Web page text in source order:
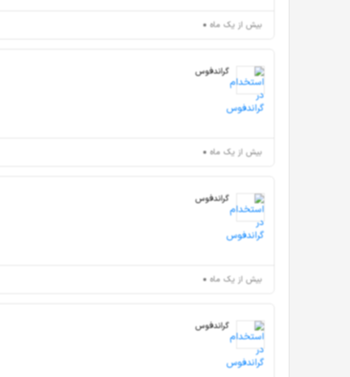
بیش از یک ماه
گراندفوس
بیش از یک ماه
گراندفوس
بیش از یک ماه
گراندفوس